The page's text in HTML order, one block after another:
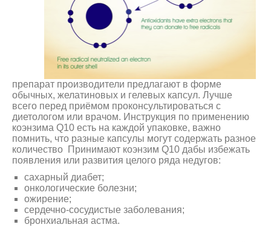
препарат производители предлагают в форме
обычных, желатиновых и гелевых капсул. Лучше
всего перед приёмом проконсультироваться с
диетологом или врачом. Инструкция по применению
коэнзима Q10 есть на каждой упаковке, важно
помнить, что разные капсулы могут содержать разное
количество Принимают коэнзим Q10 дабы избежать
появления или развития целого ряда недугов:
сахарный диабет;
онкологические болезни;
ожирение;
сердечно-сосудистые заболевания;
бронхиальная астма.